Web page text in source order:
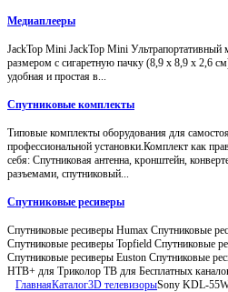
Медиаплееры
JackTop Mini JackTop Mini Ультрапортативный
размером с сигаретную пачку (8,9 x 8,9 x 2,6
удобная и простая в...
Спутниковые комплекты
Типовые комплекты оборудования для
профессиональной установки.Комплект как
себя: Спутниковая антенна, кронштейн,
разъемами, спутниковый...
Спутниковые ресиверы
Спутниковые ресиверы Humax Спутниковые
Спутниковые ресиверы Topfield Спутниковые
Спутниковые ресиверы Euston Спутниковые
НТВ+ для Триколор ТВ для Бесплатных
ГлавнаяКаталог3D телевизорыSony KDL-